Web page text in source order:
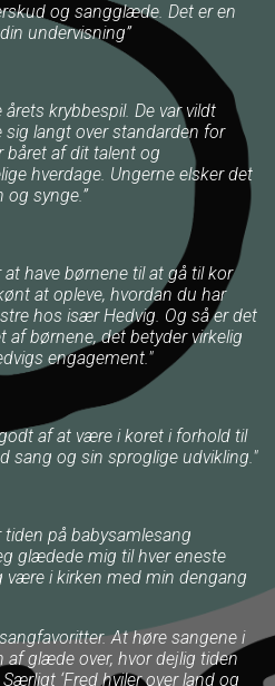
og sangglæde. Det er en
undervisning”
krybbespil. De var vildt
langt over standarden for
båret af dit talent og
hverdage. Ungerne elsker det
synge.”
have børnene til at gå til kor
at opleve, hvordan du har
hos især Hedvig. Og så er det
børnene, det betyder virkelig
engagement."
af at være i koret i forhold til
sang og sin sproglige udvikling."
på babysamlesang
glædede mig til hver eneste
i kirken med min dengang
At høre sangene i
af glæde over, hvor dejlig tiden
‘Fred hviler over land og